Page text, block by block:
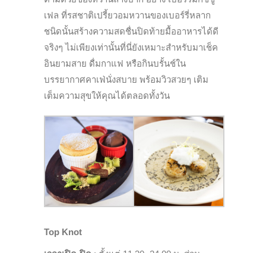
เฟล ที่รสชาติเปรี้ยวอมหวานของเบอร์รี่หลาก
ชนิดนั้นสร้างความสดชื่นปิดท้ายมื้ออาหารได้ดี
จริงๆ ไม่เพียงเท่านั้นที่นี่ยังเหมาะสำหรับมาเช็ค
อินยามสาย ดื่มกาแฟ หรือกินบรั้นช์ใน
บรรยากาศคาเฟ่นั่งสบาย พร้อมวิวสวยๆ เติม
เต็มความสุขให้คุณได้ตลอดทั้งวัน
Top Knot